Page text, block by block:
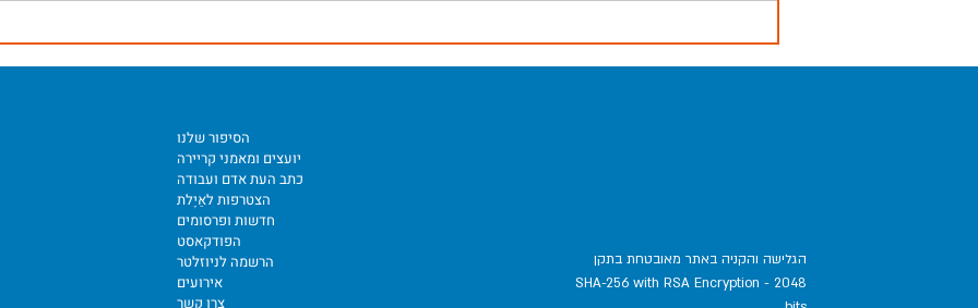
הסיפור שלנו
יועצים ומאמני קריירה
כתב העת אדם ועבודה
הצטרפות לאַיֶלת
חדשות ופרסומים
הפודקאסט
הרשמה לניוזלטר
אירועים
צרו קשר
הגלישה והקניה באתר מאובטחת בתקן
SHA-256 with RSA Encryption - 2048